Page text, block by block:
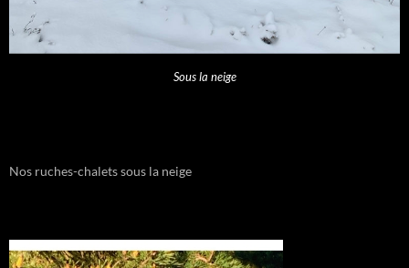
Sous la neige
Nos ruches-chalets sous la neige